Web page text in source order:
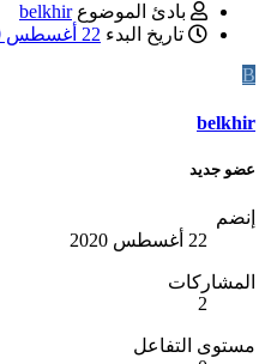
بادئ الموضوع belkhir
تاريخ البدء 22 أغسطس 2020
B
belkhir
عضو جديد
إنضم
22 أغسطس 2020
المشاركات
2
مستوى التفاعل